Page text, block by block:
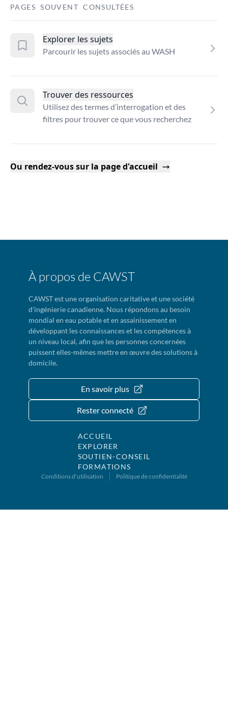
PAGES SOUVENT CONSULTÉES
Explorer les sujets
Parcourir les sujets associés au WASH
Trouver des ressources
Utilisez des termes d’interrogation et des
filtres pour trouver ce que vous recherchez
Ou rendez-vous sur la page d'accueil
À propos de CAWST
CAWST est une organisation caritative et une société
d'ingénierie canadienne. Nous répondons au besoin
mondial en eau potable et en assainissement en
développant les connaissances et les compétences à
un niveau local, afin que les personnes concernées
puissent elles-mêmes mettre en œuvre des solutions à
domicile.
En savoir plus
Rester connecté
ACCUEIL
EXPLORER
SOUTIEN-CONSEIL
FORMATIONS
Conditions d'utilisation Politique de confidentialité